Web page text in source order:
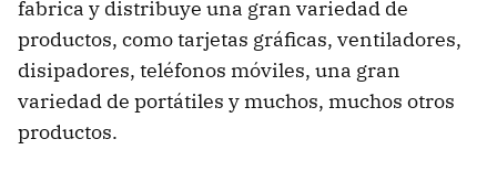
fabrica y distribuye una gran variedad de
productos, como tarjetas gráficas, ventiladores,
disipadores, teléfonos móviles, una gran
variedad de portátiles y muchos, muchos otros
productos.